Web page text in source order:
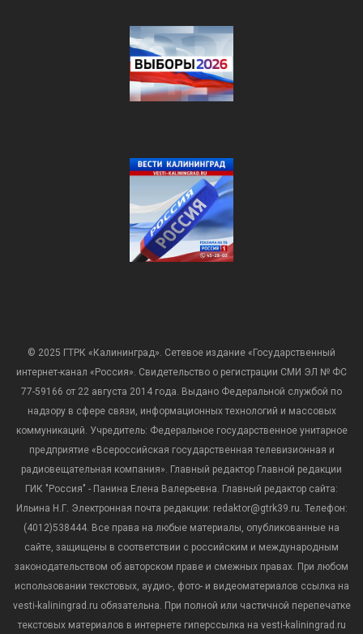
© 2025 ГТРК «Калининград». Сетевое издание «Государственный
интернет-канал «Россия». Свидетельство о регистрации СМИ ЭЛ № ФС
77-59166 от 22 августа 2014 года. Выдано Федеральной службой по
надзору в сфере связи, информационных технологий и массовых
коммуникаций. Учредитель: Федеральное государственное унитарное
предприятие «Всероссийская государственная телевизионная и
радиовещательная компания». Главный редактор Главной редакции
ГИК "Россия" - Панина Елена Валерьевна. Главный редактор сайта:
Ильина Н.Г. Электронная почта редакции: redaktor@gtrk39.ru. Телефон:
(4012)538444. Все права на любые материалы, опубликованные на
сайте, защищены в соответствии с российским и международным
законодательством об авторском праве и смежных правах. При любом
использовании текстовых, аудио-, фото- и видеоматериалов ссылка на
vesti-kaliningrad.ru обязательна. При полной или частичной перепечатке
текстовых материалов в интернете гиперссылка на vesti-kaliningrad.ru